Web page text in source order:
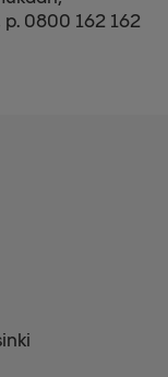
0800 162 162